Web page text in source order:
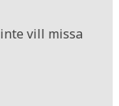
vill missa